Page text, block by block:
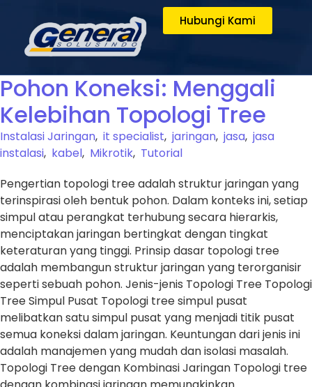
Hubungi Kami
Pohon Koneksi: Menggali
Kelebihan Topologi Tree
Instalasi Jaringan, it specialist, jaringan, jasa, jasa
instalasi, kabel, Mikrotik, Tutorial
Pengertian topologi tree adalah struktur jaringan yang
terinspirasi oleh bentuk pohon. Dalam konteks ini, setiap
simpul atau perangkat terhubung secara hierarkis,
menciptakan jaringan bertingkat dengan tingkat
keteraturan yang tinggi. Prinsip dasar topologi tree
adalah membangun struktur jaringan yang terorganisir
seperti sebuah pohon. Jenis-jenis Topologi Tree Topologi
Tree Simpul Pusat Topologi tree simpul pusat
melibatkan satu simpul pusat yang menjadi titik pusat
semua koneksi dalam jaringan. Keuntungan dari jenis ini
adalah manajemen yang mudah dan isolasi masalah.
Topologi Tree dengan Kombinasi Jaringan Topologi tree